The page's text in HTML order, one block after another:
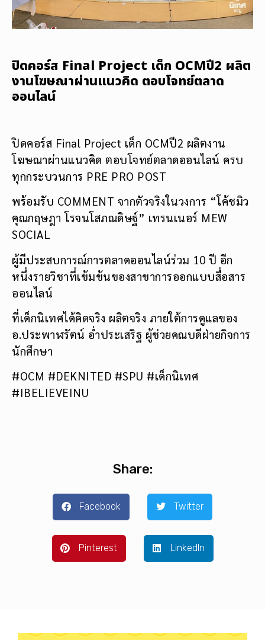
ปิดคอร์ส Final Project เด็ก OCMปี2 ผลิต
งานโฆษณาผ่านแนวคิด ตอบโจทย์ตลาด
ออนไลน์
ปิดคอร์ส Final Project เด็ก OCMปี2 ผลิตงาน
โฆษณาผ่านแนวคิด ตอบโจทย์ตลาดออนไลน์ ครบ
ทุกกระบวนการ PRE PRO POST
พร้อมรับ COMMENT จากตัวจริงในวงการ “โค้ชมิว
คุณกฤษฎา โรจนโสภณดิษฐ์” เทรนเนอร์ MEW
SOCIAL
ผู้มีประสบการณ์การตลาดออนไลน์ร่วม 10 ปี อีก
หนึ่งรายวิชาที่เข้มข้นของสาขาการออกแบบสื่อสาร
ออนไลน์
ที่เด็กนิเทศได้คิดจริง ผลิตจริง ภายใต้การดูแลของ
อ.ประพาฬรัตน์ อ่ำประเสริฐ ผู้ช่วยคณบดีฝ่ายกิจการ
นักศึกษา
#OCM #DEKNITED #SPU #เด็กนิเทศ
#IBELIEVEINU
Share:
Facebook Twitter
Pinterest LinkedIn